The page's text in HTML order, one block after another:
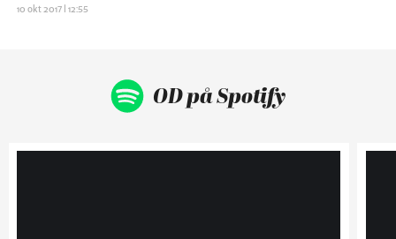
10 okt 2017 | 12:55
OD på Spotify